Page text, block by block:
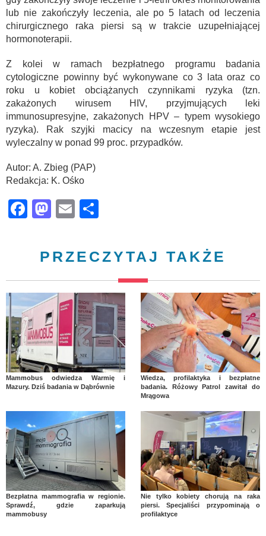
lub nie zakończyły leczenia, ale po 5 latach od leczenia
chirurgicznego raka piersi są w trakcie uzupełniającej
hormonoterapii.
Z kolei w ramach bezpłatnego programu badania
cytologiczne powinny być wykonywane co 3 lata oraz co
roku u kobiet obciążanych czynnikami ryzyka (tzn.
zakażonych wirusem HIV, przyjmujących leki
immunosupresyjne, zakażonych HPV – typem wysokiego
ryzyka). Rak szyjki macicy na wczesnym etapie jest
wyleczalny w ponad 99 proc. przypadków.
Autor: A. Zbieg (PAP)
Redakcja: K. Ośko
Facebook
Mastodon
Email
PRZECZYTAJ TAKŻE
Mammobus odwiedza Warmię i
Mazury. Dziś badania w Dąbrównie
Wiedza, profilaktyka i bezpłatne
badania. Różowy Patrol zawitał do
Mrągowa
Bezpłatna mammografia w regionie.
Sprawdź, gdzie zaparkują
mammobusy
Nie tylko kobiety chorują na raka
piersi. Specjaliści przypominają o
profilaktyce